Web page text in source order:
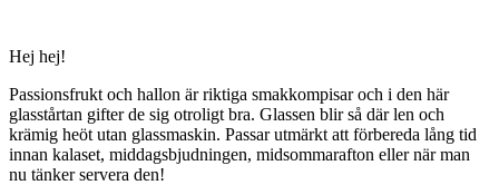
Hej hej!
Passionsfrukt och hallon är riktiga smakkompisar och i den här
glasstårtan gifter de sig otroligt bra. Glassen blir så där len och
krämig heöt utan glassmaskin. Passar utmärkt att förbereda lång tid
innan kalaset, middagsbjudningen, midsommarafton eller när man
nu tänker servera den!